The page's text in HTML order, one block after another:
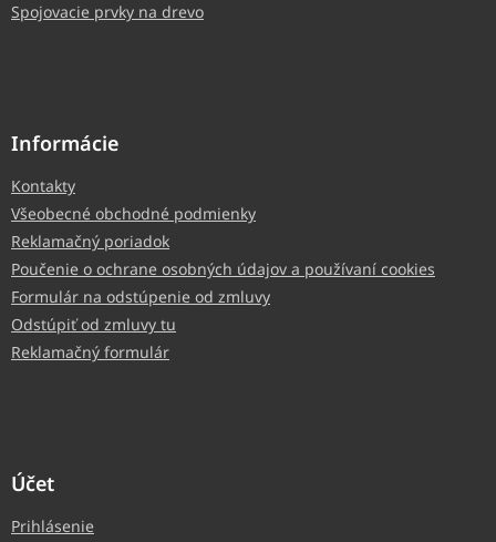
Spojovacie prvky na drevo
Informácie
Kontakty
Všeobecné obchodné podmienky
Reklamačný poriadok
Poučenie o ochrane osobných údajov a používaní cookies
Formulár na odstúpenie od zmluvy
Odstúpiť od zmluvy tu
Reklamačný formulár
Účet
Prihlásenie